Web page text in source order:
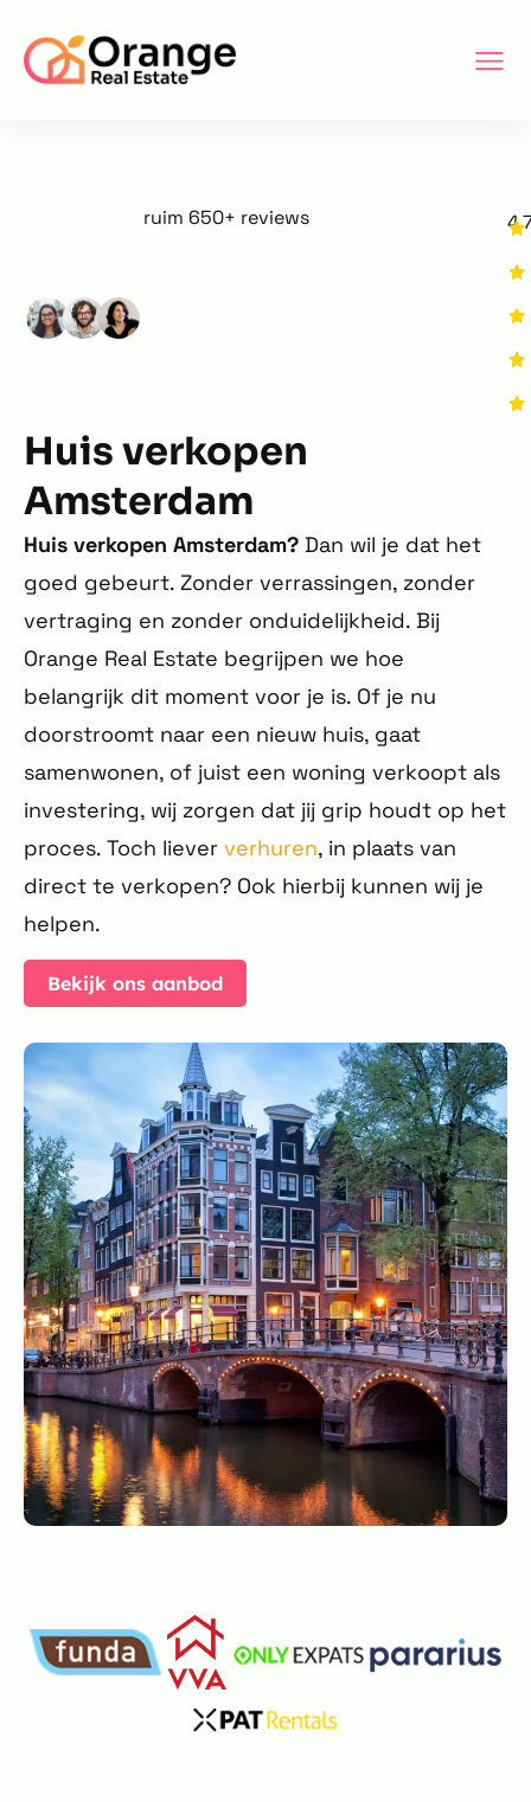
ruim 650+ reviews
Huis verkopen
Amsterdam
Huis verkopen Amsterdam? Dan wil je dat het
goed gebeurt. Zonder verrassingen, zonder
vertraging en zonder onduidelijkheid. Bij
Orange Real Estate begrijpen we hoe
belangrijk dit moment voor je is. Of je nu
doorstroomt naar een nieuw huis, gaat
samenwonen, of juist een woning verkoopt als
investering, wij zorgen dat jij grip houdt op het
proces. Toch liever verhuren, in plaats van
direct te verkopen? Ook hierbij kunnen wij je
helpen.
Bekijk ons aanbod